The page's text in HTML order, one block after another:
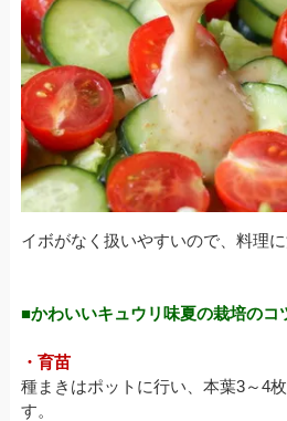
イボがなく扱いやすいので、料理
■かわいいキュウリ味夏の栽培のコ
・育苗
種まきはポットに行い、本葉3～4
す。